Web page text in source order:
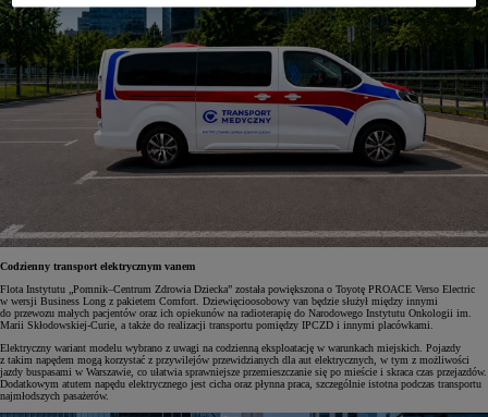
Codzienny transport elektrycznym vanem
Flota Instytutu „Pomnik–Centrum Zdrowia Dziecka” została powiększona o Toyotę PROACE Verso Electric
w wersji Business Long z pakietem Comfort. Dziewięcioosobowy van będzie służył między innymi
do przewozu małych pacjentów oraz ich opiekunów na radioterapię do Narodowego Instytutu Onkologii im.
Marii Skłodowskiej-Curie, a także do realizacji transportu pomiędzy IPCZD i innymi placówkami.
Elektryczny wariant modelu wybrano z uwagi na codzienną eksploatację w warunkach miejskich. Pojazdy
z takim napędem mogą korzystać z przywilejów przewidzianych dla aut elektrycznych, w tym z możliwości
jazdy buspasami w Warszawie, co ułatwia sprawniejsze przemieszczanie się po mieście i skraca czas przejazdów.
Dodatkowym atutem napędu elektrycznego jest cicha oraz płynna praca, szczególnie istotna podczas transportu
najmłodszych pasażerów.